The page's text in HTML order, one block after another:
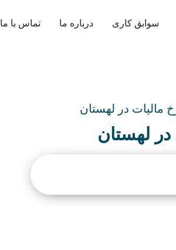
سوابق کاری درباره ما تماس با ما
مالیات در لهستان
در لهستان